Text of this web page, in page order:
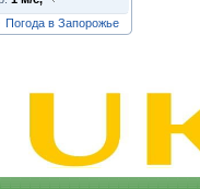
Погода в Запорожье